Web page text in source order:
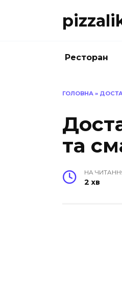
Ресторан
ГОЛОВНА »
та
НА
2 хв